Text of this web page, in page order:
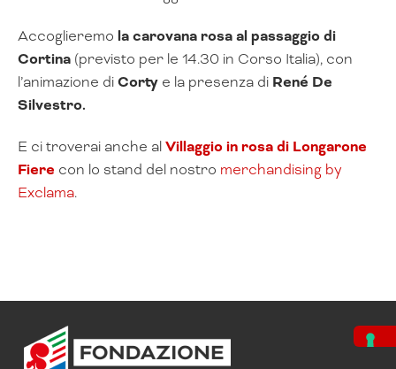
Accoglieremo la carovana rosa al passaggio di
Cortina (previsto per le 14.30 in Corso Italia), con
l’animazione diCorty e la presenza di René De
Silvestro.
E ci troverai anche alVillaggio in rosa di Longarone
Fiere con lo stand del nostro merchandising by
Exclama.